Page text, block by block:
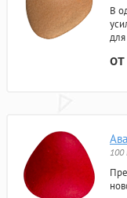
В
100